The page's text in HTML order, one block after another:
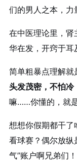
们的男人之本，力
在中医理论里，
华在发，开窍于
简单粗暴点理解就
头发茂密，不怕冷
嘛……你懂的，就是
想想你假期都干
看球赛？偶尔放纵
气”账户啊兄弟们！